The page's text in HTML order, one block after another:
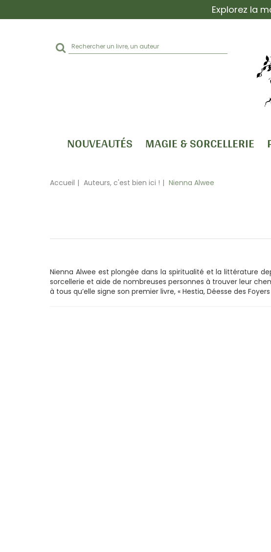
Explorez la
Rechercher
sur
NOUVEAUTÉS MAGIE & SORCELLERIE
Accueil Auteurs, c'est bien ici ! Nienna Alwee
Nienna Alwee est plongée dans la spiritualité et la littérature
sorcellerie et aide de nombreuses personnes à trouver leur
à tous qu’elle signe son premier livre, « Hestia, Déesse des Foyers